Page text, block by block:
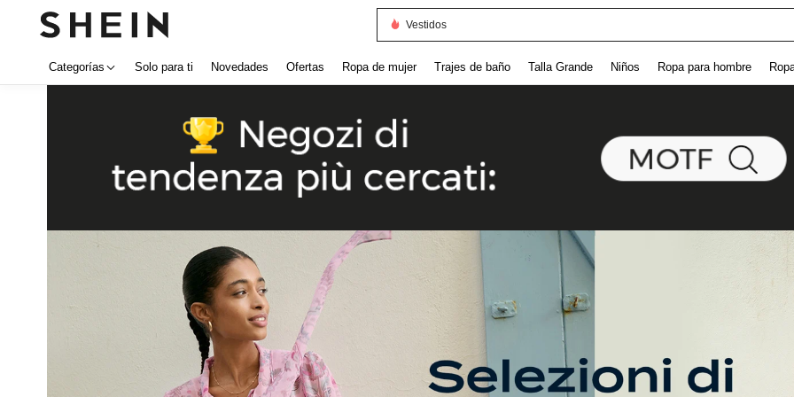
Vestidos
Categorías Solo para ti Novedades Ofertas Ropa de mujer Trajes de baño Talla Grande Niños Ropa para hombre